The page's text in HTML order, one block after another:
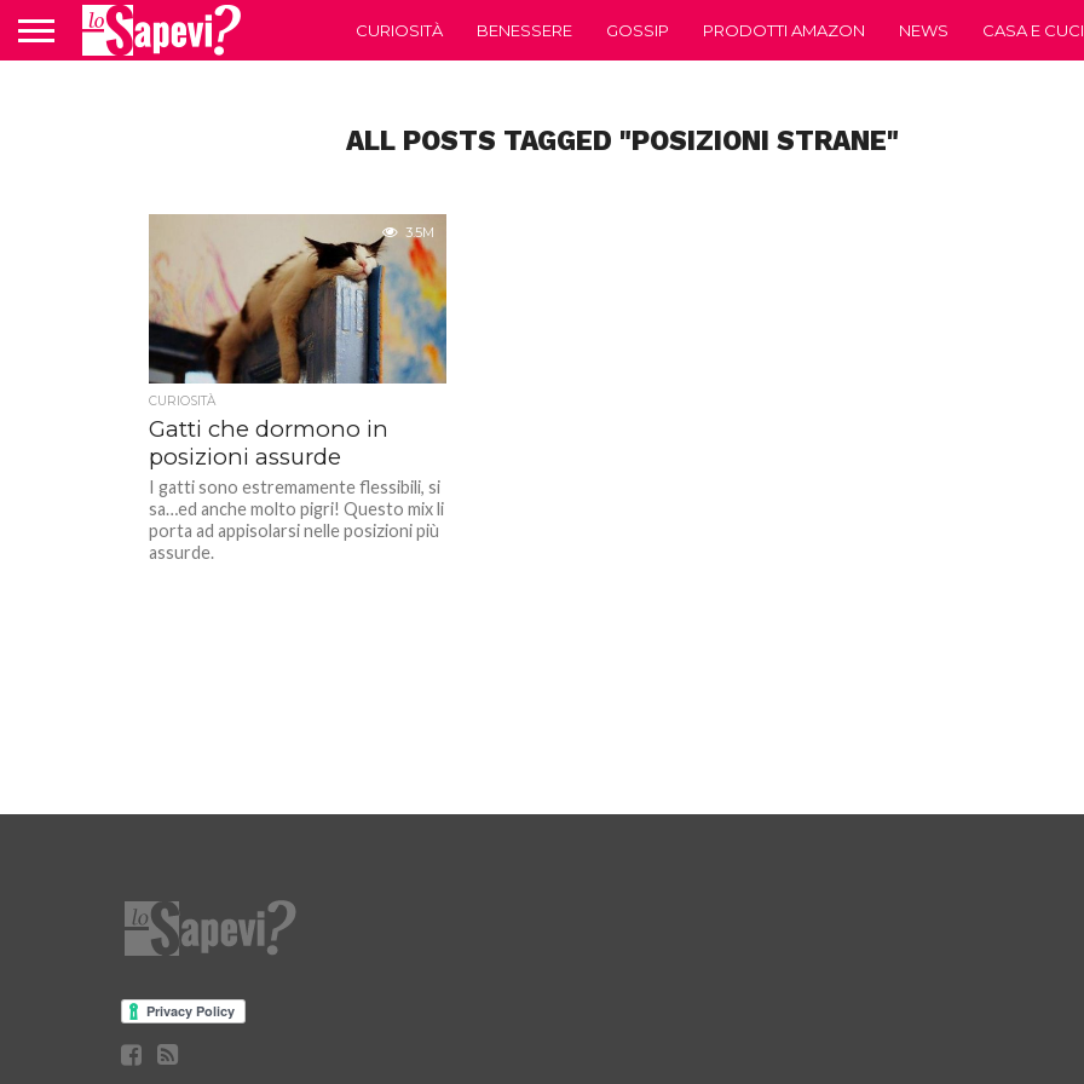
CURIOSITÀ BENESSERE GOSSIP PRODOTTI AMAZON NEWS CASA E
ALL POSTS TAGGED "POSIZIONI STRANE"
3.5M
CURIOSITÀ
Gatti che dormono in
posizioni assurde
I gatti sono estremamente flessibili, si
sa…ed anche molto pigri! Questo mix li
porta ad appisolarsi nelle posizioni più
assurde.